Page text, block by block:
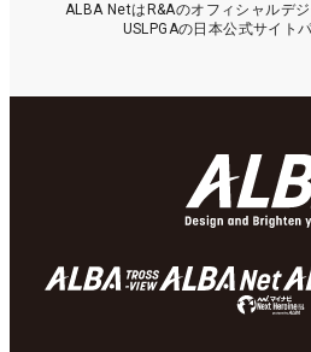
ALBA NetはR&Aのオフィシャルデ
USLPGAの日本公式サイト